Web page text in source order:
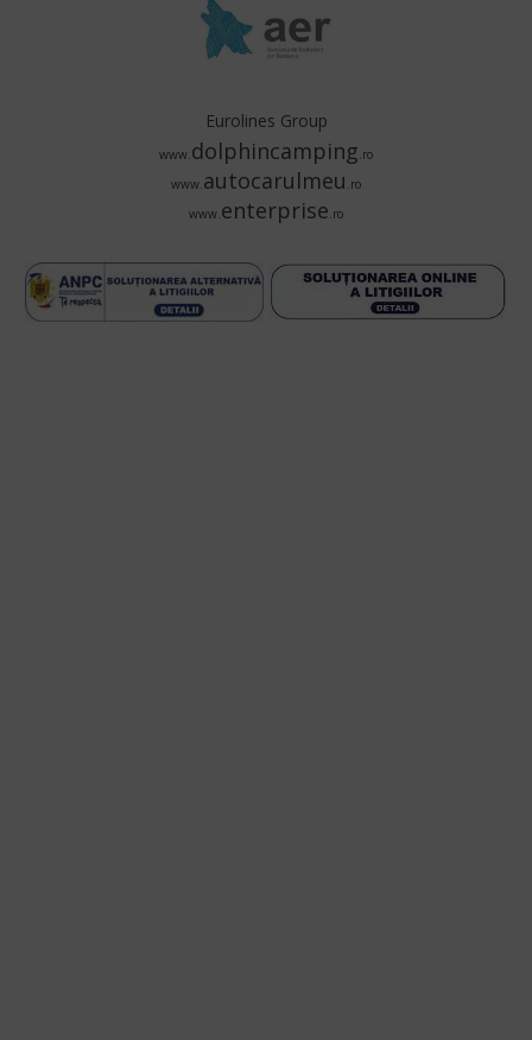
Eurolines Group
www.dolphincamping.ro
www.autocarulmeu .ro
www.enterprise.ro